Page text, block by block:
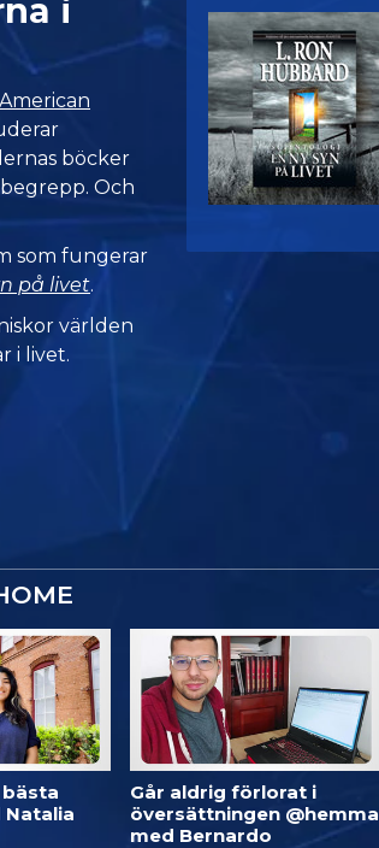
i
American
böcker
Och
som fungerar
på livet.
världen
i livet.
Natalia
Går aldrig förlorat i
översättningen @hemma
med Bernardo